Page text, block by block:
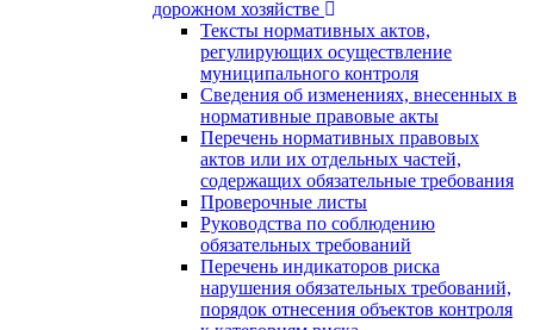
дорожном хозяйстве
Тексты нормативных актов,
регулирующих осуществление
муниципального контроля
Сведения об изменениях, внесенных в
нормативные правовые акты
Перечень нормативных правовых
актов или их отдельных частей,
содержащих обязательные требования
Проверочные листы
Руководства по соблюдению
обязательных требований
Перечень индикаторов риска
нарушения обязательных требований,
порядок отнесения объектов контроля